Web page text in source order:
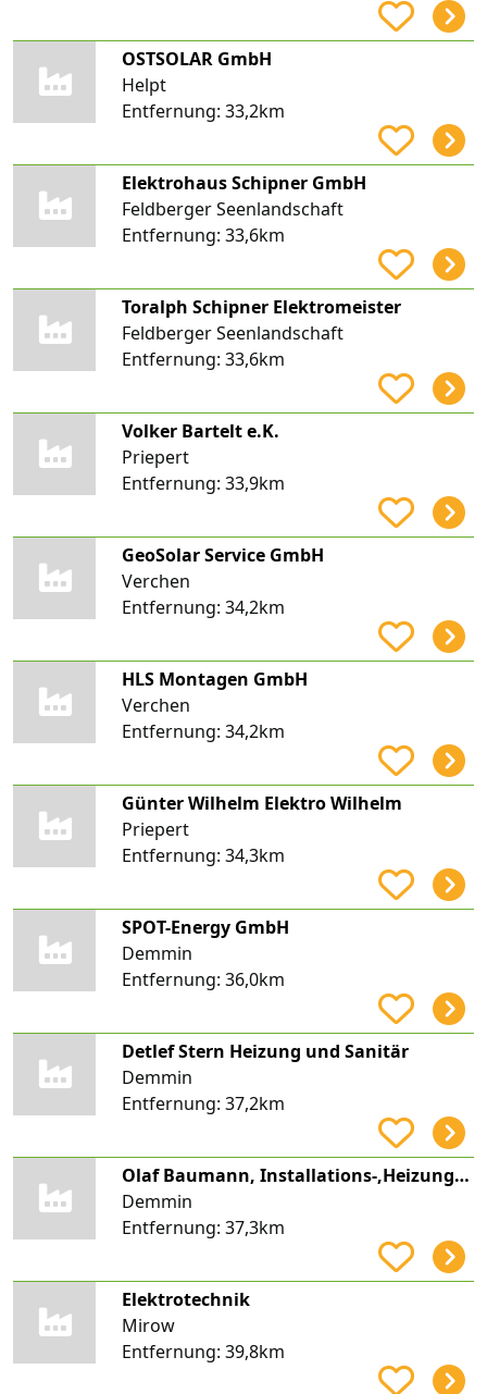
OSTSOLAR GmbH
Helpt
Entfernung: 33,2km
Elektrohaus Schipner GmbH
Feldberger Seenlandschaft
Entfernung: 33,6km
Toralph Schipner Elektromeister
Feldberger Seenlandschaft
Entfernung: 33,6km
Volker Bartelt e.K.
Priepert
Entfernung: 33,9km
GeoSolar Service GmbH
Verchen
Entfernung: 34,2km
HLS Montagen GmbH
Verchen
Entfernung: 34,2km
Günter Wilhelm Elektro Wilhelm
Priepert
Entfernung: 34,3km
SPOT-Energy GmbH
Demmin
Entfernung: 36,0km
Detlef Stern Heizung und Sanitär
Demmin
Entfernung: 37,2km
Olaf Baumann, Installations-,Heizungsbau, ABO Haustechnik
Demmin
Entfernung: 37,3km
Elektrotechnik
Mirow
Entfernung: 39,8km